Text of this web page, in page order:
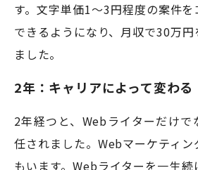
す。文字単価1〜3円程度の案件
できるようになり、月収で30万
ました。
2年：キャリアによって変わる
2年経つと、Webライターだけで
任されました。Webマーケティ
もいます。Webライターを一生